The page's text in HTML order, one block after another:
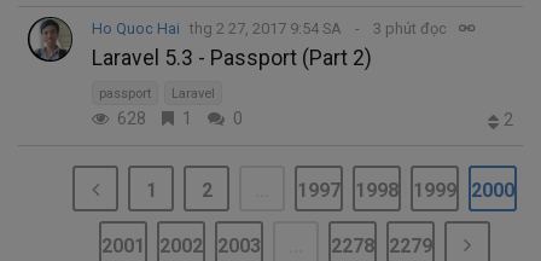
Ho Quoc Hai thg 2 27, 2017 9:54 SA 3 phút đọc
Laravel 5.3 - Passport (Part 2)
passport Laravel
628 1 0 2
1 2 1997 1998 1999 2000
2001 2002 2003 2278 2279